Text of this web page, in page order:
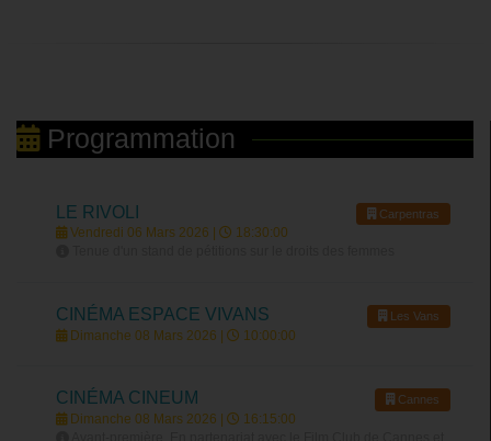
Programmation
LE RIVOLI Carpentras
Vendredi 06 Mars 2026 |
18:30:00
CINÉMA ESPACE VIVANS Les Vans
Dimanche 08 Mars 2026 | 10:00:00
CINÉMA CINEUM Cannes
Dimanche 08 Mars 2026 |
16:15:00